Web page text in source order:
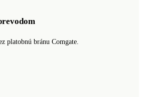
platobnú bránu Comgate.